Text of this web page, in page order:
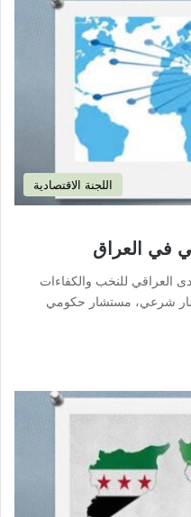
اللجنة الاقتصادية
في العراق
العراقي للنخب والكفاءات
شرعي، مستشار حكومي